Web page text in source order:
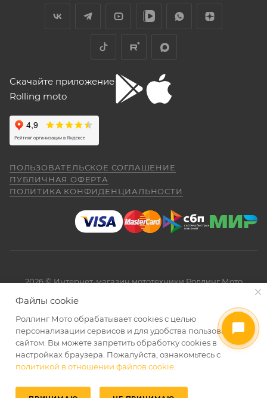
Скачайте приложение
Rolling moto
ПОЛЬЗОВАТЕЛЬСКОЕ СОГЛАШЕНИЕ
ПУБЛИЧНАЯ ОФЕРТА
ПОЛИТИКА КОНФИДЕНЦИАЛЬНОСТИ
2026 © Интернет-магазин мототехники Роллинг Мото
Файлы cookie
Роллинг Мото обрабатывает сookies с целью
персонализации сервисов и для удобства пользования
сайтом. Вы можете запретить обработку сookies в
настройках браузера. Пожалуйста, ознакомьтесь с
политикой в отношении файлов cookie